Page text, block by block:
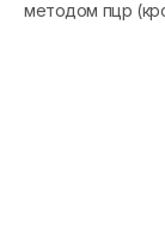
методом пцр